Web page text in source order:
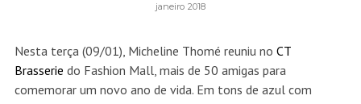
janeiro 2018
Nesta terça (09/01), Micheline Thomé reuniu no CT
Brasserie do Fashion Mall, mais de 50 amigas para
comemorar um novo ano de vida. Em tons de azul com